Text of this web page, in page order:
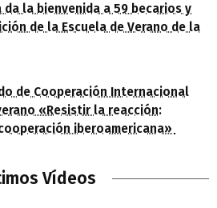
da la bienvenida a 59 becarios y
de la Escuela de Verano de la
de Cooperación Internacional
«Resistir la reacción:
iberoamericana»
Vídeos